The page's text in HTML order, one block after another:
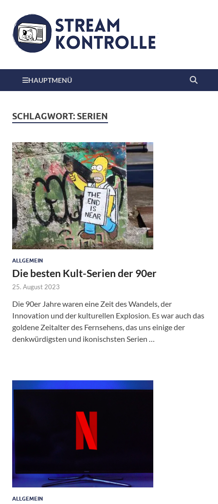
HAUPTMENÜ
SCHLAGWORT: SERIEN
ALLGEMEIN
Die besten Kult-Serien der 90er
25. August 2023
Die 90er Jahre waren eine Zeit des Wandels, der
Innovation und der kulturellen Explosion. Es war auch das
goldene Zeitalter des Fernsehens, das uns einige der
denkwürdigsten und ikonischsten Serien …
ALLGEMEIN